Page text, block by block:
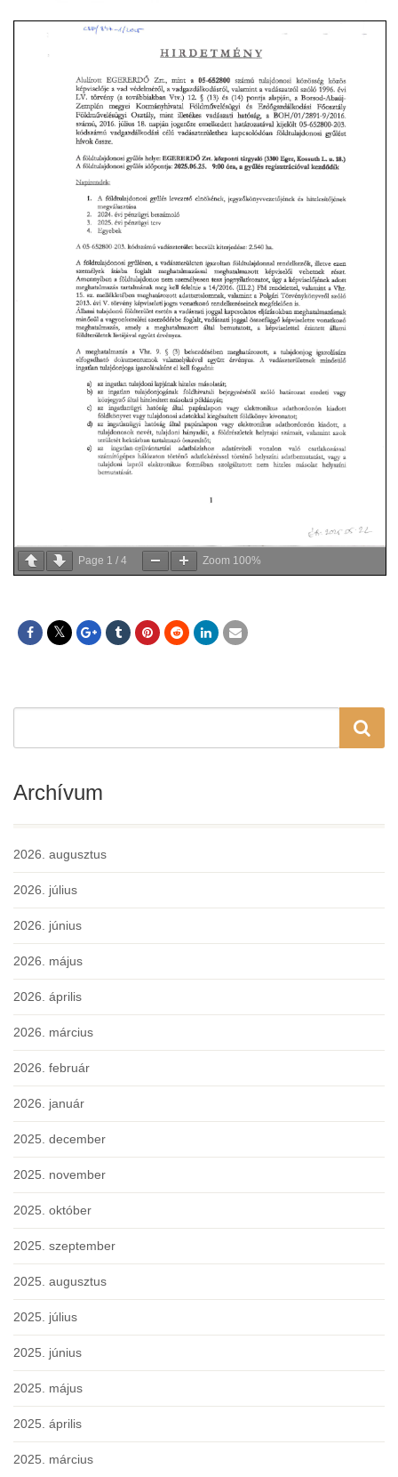
Page 1 / 4 Zoom 100%
Archívum
2026. augusztus
2026. július
2026. június
2026. május
2026. április
2026. március
2026. február
2026. január
2025. december
2025. november
2025. október
2025. szeptember
2025. augusztus
2025. július
2025. június
2025. május
2025. április
2025. március